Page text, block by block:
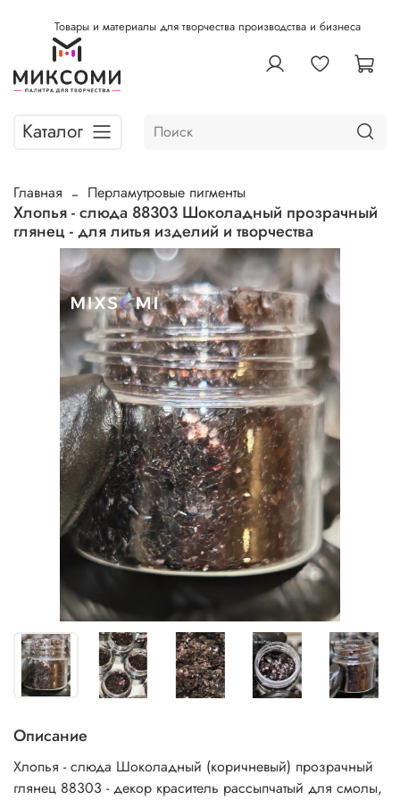
Товары и материалы для творчества производства и бизнеса
Каталог
Главная Перламутровые пигменты
Хлопья - слюда 88303 Шоколадный прозрачный
глянец - для литья изделий и творчества
Описание
Хлопья - слюда Шоколадный (коричневый) прозрачный
глянец 88303 - декор краситель рассыпчатый для смолы,